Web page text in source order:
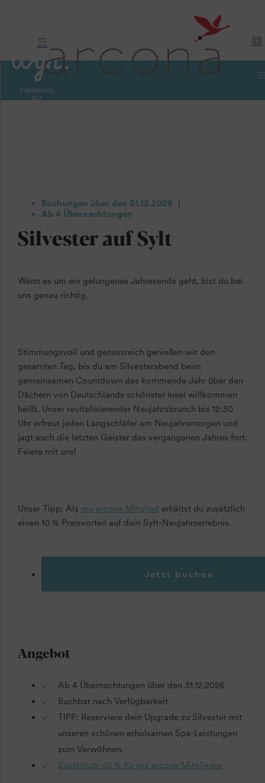
Buchungen über den 31.12.2026
Ab 4 Übernachtungen
Silvester auf Sylt
Wenn es um ein gelungenes Jahresende geht, bist du bei
uns genau richtig.
Stimmungsvoll und genussreich genießen wir den
gesamten Tag, bis du am Silvesterabend beim
gemeinsamen Countdown das kommende Jahr über den
Dächern von Deutschlands schönster Insel willkommen
heißt. Unser revitalisierender Neujahrsbrunch bis 12:30
Uhr erfreut jeden Langschläfer am Neujahrsmorgen und
jagt auch die letzten Geister des vergangenen Jahres fort.
Feiere mit uns!
Unser Tipp: Als my arcona Mitglied erhältst du zusätzlich
einen 10 % Preisvorteil auf dein Sylt-Neujahrserlebnis.
Jetzt buchen
Angebot
Ab 4 Übernachtungen über den 31.12.2026
Buchbar nach Verfügbarkeit
TIPP: Reserviere dein Upgrade zu Silvester mit
unseren schönen erholsamen Spa-Leistungen
zum Verwöhnen.
Zusätzlich -10 % für my arcona Mitglieder